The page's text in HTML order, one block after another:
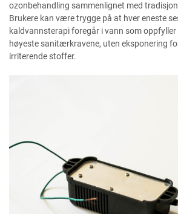
ozonbehandling sammenlignet med
Brukere kan være trygge på at hver eneste
kaldvannsterapi foregår i vann som oppfyller
høyeste sanitærkravene, uten eksponering
irriterende stoffer.